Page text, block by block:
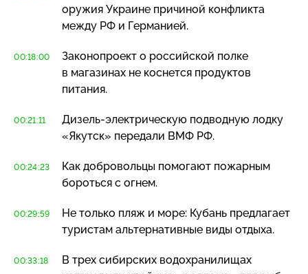
оружия Украине причиной конфликта
между РФ и Германией.
00:18:00
Законопроект о российской полке
в магазинах не коснется продуктов
питания.
00:21:11 Дизель-электрическую подводную лодку
«Якутск» передали ВМФ РФ.
00:24:23
Как добровольцы помогают пожарным
бороться с огнем.
00:29:59
Не только пляж и море: Кубань предлагает
туристам альтернативные виды отдыха.
00:33:18
В трех сибирских водохранилищах